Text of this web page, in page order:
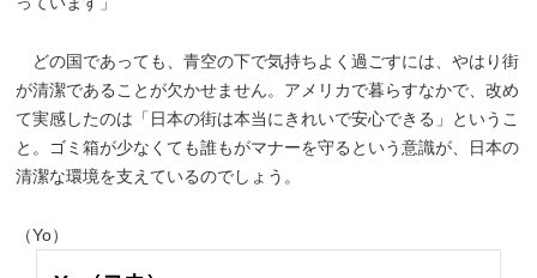
どの国であっても、青空の下で気持ちよく過ごすには、やはり街
が清潔であることが欠かせません。アメリカで暮らすなかで、改め
て実感したのは「日本の街は本当にきれいで安心できる」というこ
と。ゴミ箱が少なくても誰もがマナーを守るという意識が、日本の
清潔な環境を支えているのでしょう。
（Yo）